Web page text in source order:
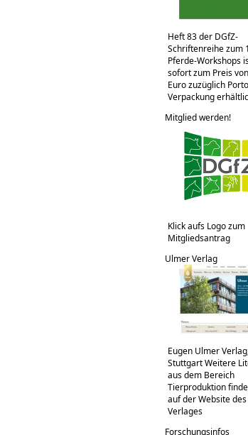
Heft 83 der DGfZ-
Schriftenreihe zum
Pferde-Workshops
sofort zum Preis
Euro zuzüglich
Verpackung
Mitglied werden!
Klick aufs Logo zum
Mitgliedsantrag
Ulmer Verlag
Eugen Ulmer
Stuttgart Weitere
aus dem Bereich
Tierproduktion
auf der Website des
Verlages
Forschungsinfos